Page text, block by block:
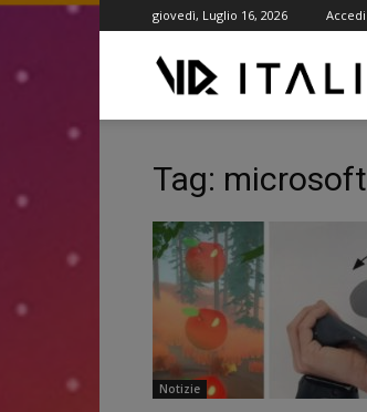
giovedì, Luglio 16, 2026 Accedi
Tag: microsoft
Notizie